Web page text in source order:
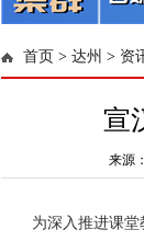
首页 > 达州 > 资
宣
来源
为深入推进课